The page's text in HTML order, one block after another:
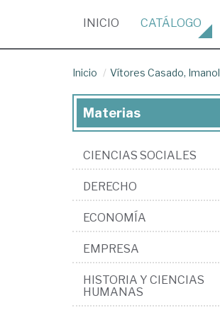
INICIO (CURRENT)
CATÁLOGO
Inicio Vítores Casado, Imanol
Materias
CIENCIAS SOCIALES
DERECHO
ECONOMÍA
EMPRESA
HISTORIA Y CIENCIAS
HUMANAS